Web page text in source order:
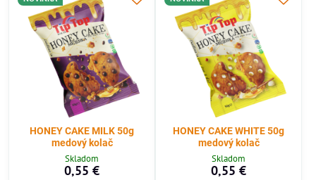
HONEY CAKE MILK 50g
medový kolač
Skladom
0,55 €
HONEY CAKE WHITE 50g
medový kolač
Skladom
0,55 €